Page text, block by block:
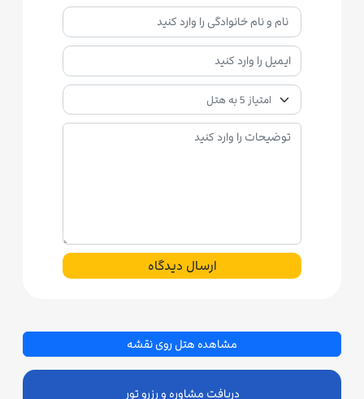
ارسال دیدگاه
مشاهده هتل روی نقشه
دریافت مشاوره و رزرو تور